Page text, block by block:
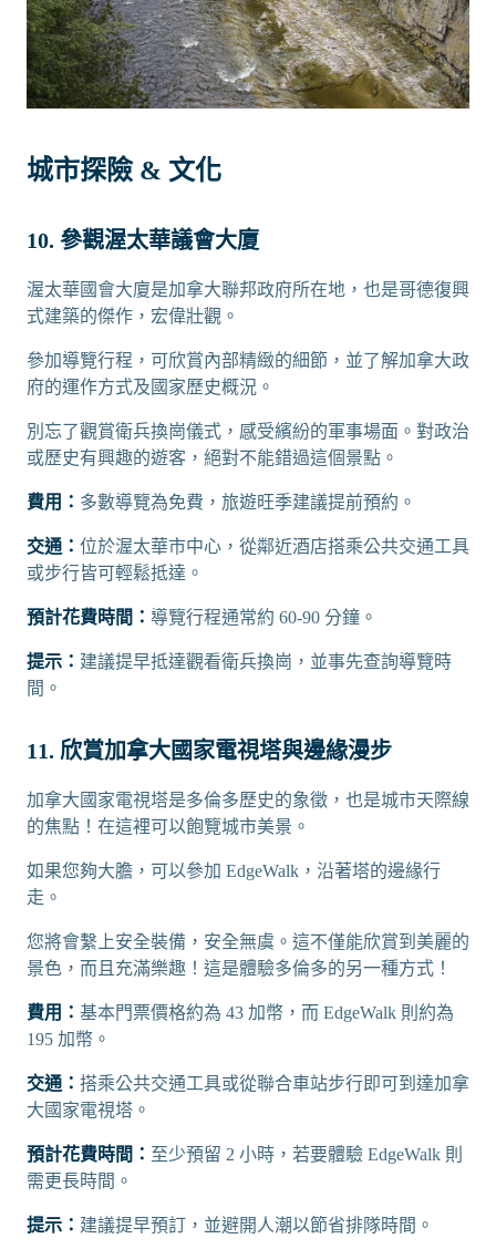
城市探險 & 文化
10. 參觀渥太華議會大廈
渥太華國會大廈是加拿大聯邦政府所在地，也是哥德復興
式建築的傑作，宏偉壯觀。
參加導覽行程，可欣賞內部精緻的細節，並了解加拿大政
府的運作方式及國家歷史概況。
別忘了觀賞衛兵換崗儀式，感受繽紛的軍事場面。對政治
或歷史有興趣的遊客，絕對不能錯過這個景點。
費用： 多數導覽為免費，旅遊旺季建議提前預約。
交通： 位於渥太華市中心，從鄰近酒店搭乘公共交通工具
或步行皆可輕鬆抵達。
預計花費時間： 導覽行程通常約 60-90 分鐘。
提示： 建議提早抵達觀看衛兵換崗，並事先查詢導覽時
間。
11. 欣賞加拿大國家電視塔與邊緣漫步
加拿大國家電視塔是多倫多歷史的象徵，也是城市天際線
的焦點！在這裡可以飽覽城市美景。
如果您夠大膽，可以參加 EdgeWalk，沿著塔的邊緣行
走。
您將會繫上安全裝備，安全無虞。這不僅能欣賞到美麗的
景色，而且充滿樂趣！這是體驗多倫多的另一種方式！
費用： 基本門票價格約為 43 加幣，而 EdgeWalk 則約為
195 加幣。
交通： 搭乘公共交通工具或從聯合車站步行即可到達加拿
大國家電視塔。
預計花費時間： 至少預留 2 小時，若要體驗 EdgeWalk 則
需更長時間。
提示： 建議提早預訂，並避開人潮以節省排隊時間。